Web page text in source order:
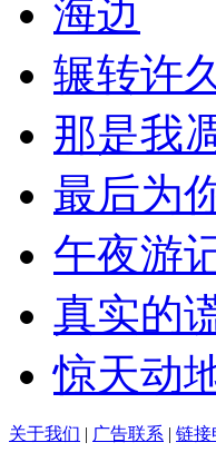
海边
辗转许
那是我
最后为
午夜游
真实的
惊天动
关于我们 | 广告联系 | 链接